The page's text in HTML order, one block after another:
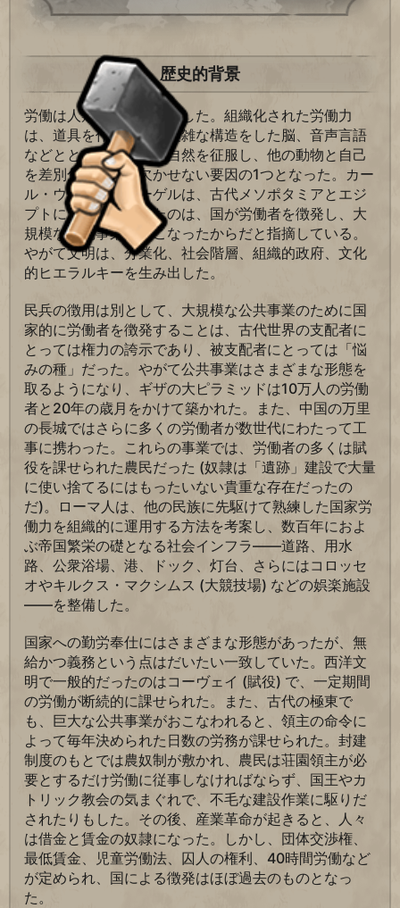
歴史的背景
労働は人類とともに誕生した。組織化された労働力
は、道具を作る能力、複雑な構造をした脳、音声言語
などとともに、人類が自然を征服し、他の動物と自己
を差別化するのに欠かせない要因の1つとなった。カー
ル・ウィットフォーゲルは、古代メソポタミアとエジ
プトに文明が発達したのは、国が労働者を徴発し、大
規模な灌漑事業をおこなったからだと指摘している。
やがて文明は、分業化、社会階層、組織的政府、文化
的ヒエラルキーを生み出した。
民兵の徴用は別として、大規模な公共事業のために国
家的に労働者を徴発することは、古代世界の支配者に
とっては権力の誇示であり、被支配者にとっては「悩
みの種」だった。やがて公共事業はさまざまな形態を
取るようになり、ギザの大ピラミッドは10万人の労働
者と20年の歳月をかけて築かれた。また、中国の万里
の長城ではさらに多くの労働者が数世代にわたって工
事に携わった。これらの事業では、労働者の多くは賦
役を課せられた農民だった (奴隷は「遺跡」建設で大量
に使い捨てるにはもったいない貴重な存在だったの
だ)。ローマ人は、他の民族に先駆けて熟練した国家労
働力を組織的に運用する方法を考案し、数百年におよ
ぶ帝国繁栄の礎となる社会インフラ――道路、用水
路、公衆浴場、港、ドック、灯台、さらにはコロッセ
オやキルクス・マクシムス (大競技場) などの娯楽施設
――を整備した。
国家への勤労奉仕にはさまざまな形態があったが、無
給かつ義務という点はだいたい一致していた。西洋文
明で一般的だったのはコーヴェイ (賦役) で、一定期間
の労働が断続的に課せられた。また、古代の極東で
も、巨大な公共事業がおこなわれると、領主の命令に
よって毎年決められた日数の労務が課せられた。封建
制度のもとでは農奴制が敷かれ、農民は荘園領主が必
要とするだけ労働に従事しなければならず、国王やカ
トリック教会の気まぐれで、不毛な建設作業に駆りだ
されたりもした。その後、産業革命が起きると、人々
は借金と賃金の奴隷になった。しかし、団体交渉権、
最低賃金、児童労働法、囚人の権利、40時間労働など
が定められ、国による徴発はほぼ過去のものとなっ
た。